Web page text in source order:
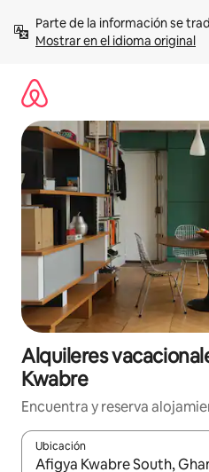
contenidoMostrar en el idioma original
Alquileres
Kwabre
Encuentra y reserva
Ubicación
Cuando los resultados estén